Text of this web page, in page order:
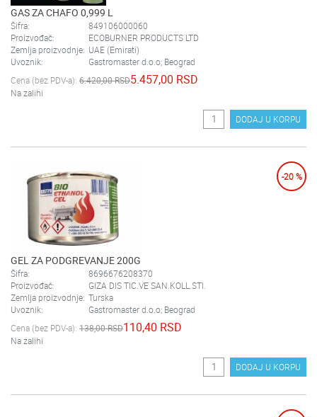
GAS ZA CHAFO 0,999 L
Šifra:
849106000060
Proizvođač:
ECOBURNER PRODUCTS LTD
Zemlja proizvodnje: UAE (Emirati)
Uvoznik:
Gastromaster d.o.o; Beograd
Cena (bez PDV-a): 6.420,00 RSD5.457,00 RSD
Na zalihi
DODAJ U KORPU
-20 %
GEL ZA PODGREVANJE 200G
Šifra:
8696676208370
Proizvođač:
GIZA DIS TIC.VE SAN.KOLL.STI.
Zemlja proizvodnje: Turska
Uvoznik:
Gastromaster d.o.o; Beograd
Cena (bez PDV-a): 138,00 RSD110,40 RSD
Na zalihi
DODAJ U KORPU